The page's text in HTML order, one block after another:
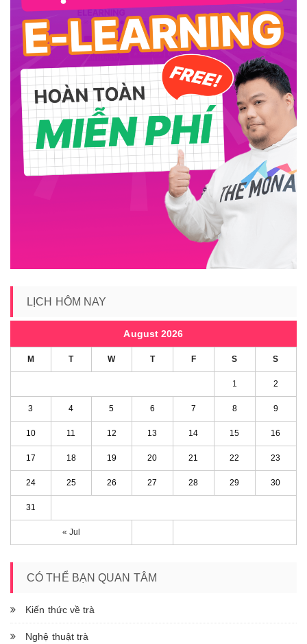
LỊCH HÔM NAY
August 2026
M T W T F S S
« Jul
1 2
3 4 5 6 7 8 9
10 11 12 13 14 15 16
17 18 19 20 21 22 23
24 25 26 27 28 29 30
31
CÓ THỂ BẠN QUAN TÂM
Kiến thức về trà
Nghệ thuật trà